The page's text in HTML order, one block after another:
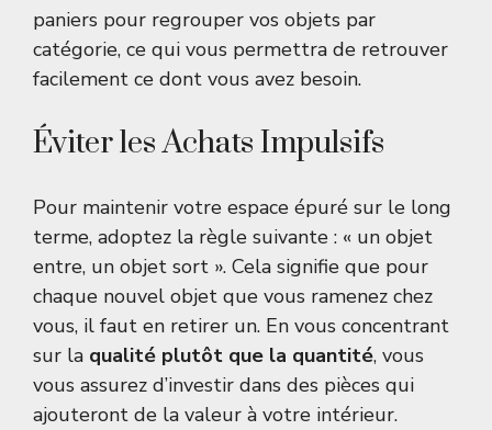
paniers pour regrouper vos objets par
catégorie, ce qui vous permettra de retrouver
facilement ce dont vous avez besoin.
Éviter les Achats Impulsifs
Pour maintenir votre espace épuré sur le long
terme, adoptez la règle suivante : « un objet
entre, un objet sort ». Cela signifie que pour
chaque nouvel objet que vous ramenez chez
vous, il faut en retirer un. En vous concentrant
sur la qualité plutôt que la quantité, vous
vous assurez d’investir dans des pièces qui
ajouteront de la valeur à votre intérieur.